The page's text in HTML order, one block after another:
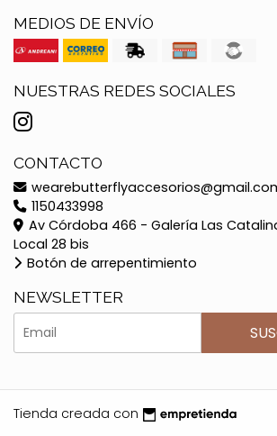
MEDIOS DE ENVÍO
NUESTRAS REDES SOCIALES
CONTACTO
1150433998
Av Córdoba 466 - Galería Las
Local 28 bis
Botón de arrepentimiento
NEWSLETTER
Tienda creada con